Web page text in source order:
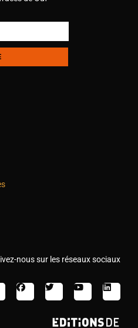
nous sur les réseaux sociaux